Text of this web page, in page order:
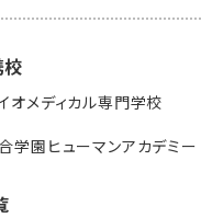
校
オメディカル専門学校
学園ヒューマンアカデミー